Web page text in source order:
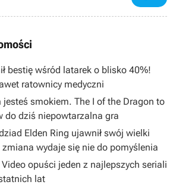
bestię wśród latarek o blisko 40%!
ratownicy medyczni
smokiem. The I of the Dragon to
do dziś niepowtarzalna gra
Elden Ring ujawnił swój wielki
wydaje się nie do pomyślenia
opuści jeden z najlepszych seriali
lat